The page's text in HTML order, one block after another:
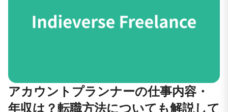
アカウントプランナーの仕事内容・
年収は？転職方法についても解説して